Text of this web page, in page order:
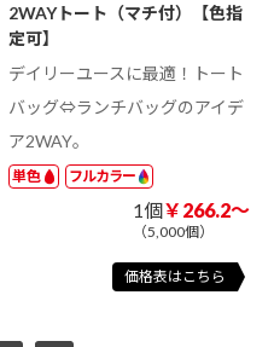
2WAYトート（マチ付）【色指
定可】
デイリーユースに最適！トート
バッグ⇔ランチバッグのアイデ
ア2WAY。
単色 フルカラー
1個￥266.2～
（5,000個）
価格表はこちら